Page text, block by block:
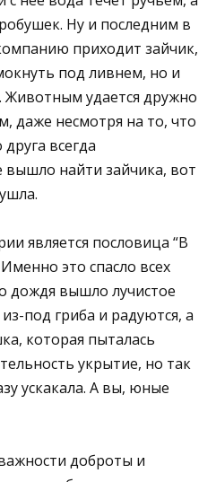
Ну и последним в
приходит зайчик,
под ливнем, но и
Животным удается дружно
даже несмотря на то, что
всегда
вышло найти зайчика, вот
является пословица “В
это спасло всех
дождя вышло лучистое
под гриба и радуются, а
которая пыталась
укрытие, но так
ускакала. А вы, юные
доброты и